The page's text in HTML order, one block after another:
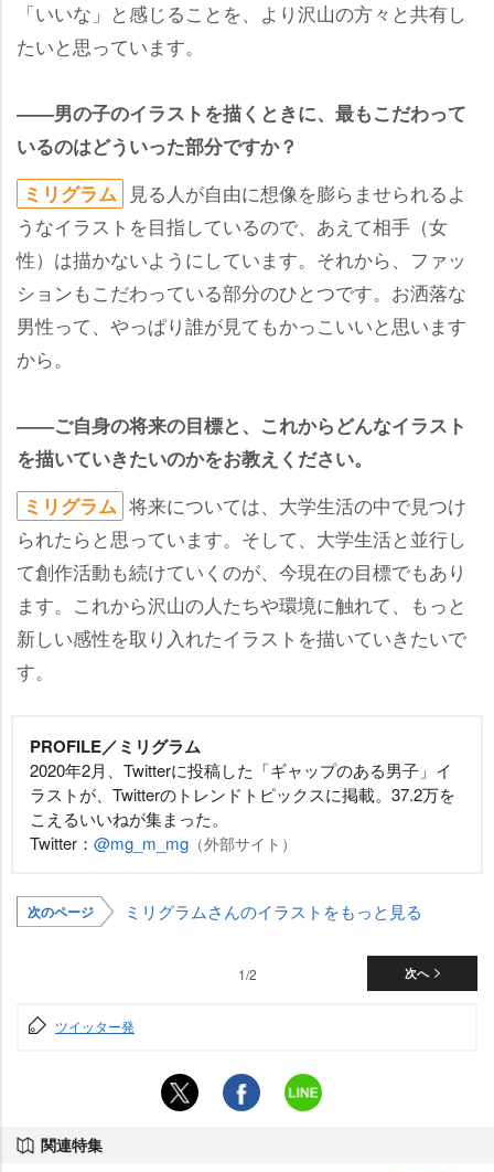
「いいな」と感じることを、より沢山の方々と共有し
たいと思っています。
――男の子のイラストを描くときに、最もこだわって
いるのはどういった部分ですか？
ミリグラム
見る人が自由に想像を膨らませられるよ
うなイラストを目指しているので、あえて相手（女
性）は描かないようにしています。それから、ファッ
ションもこだわっている部分のひとつです。お洒落な
男性って、やっぱり誰が見てもかっこいいと思います
から。
――ご自身の将来の目標と、これからどんなイラスト
を描いていきたいのかをお教えください。
ミリグラム 将来については、大学生活の中で見つけ
られたらと思っています。そして、大学生活と並行し
て創作活動も続けていくのが、今現在の目標でもあり
ます。これから沢山の人たちや環境に触れて、もっと
新しい感性を取り入れたイラストを描いていきたいで
す。
PROFILE／ミリグラム
2020年2月、Twitterに投稿した「ギャップのある男子」イ
ラストが、Twitterのトレンドトピックスに掲載。37.2万を
こえるいいねが集まった。
Twitter： @mg_m_mg （外部サイト）
次のページ ミリグラムさんのイラストをもっと見る
次へ
1/2
ツイッター発
関連特集